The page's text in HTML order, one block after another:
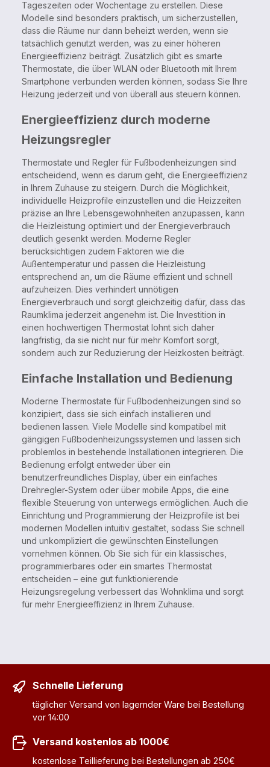
Tageszeiten oder Wochentage zu erstellen. Diese
Modelle sind besonders praktisch, um sicherzustellen,
dass die Räume nur dann beheizt werden, wenn sie
tatsächlich genutzt werden, was zu einer höheren
Energieeffizienz beiträgt. Zusätzlich gibt es smarte
Thermostate, die über WLAN oder Bluetooth mit Ihrem
Smartphone verbunden werden können, sodass Sie Ihre
Heizung jederzeit und von überall aus steuern können.
Energieeffizienz durch moderne
Heizungsregler
Thermostate und Regler für Fußbodenheizungen sind
entscheidend, wenn es darum geht, die Energieeffizienz
in Ihrem Zuhause zu steigern. Durch die Möglichkeit,
individuelle Heizprofile einzustellen und die Heizzeiten
präzise an Ihre Lebensgewohnheiten anzupassen, kann
die Heizleistung optimiert und der Energieverbrauch
deutlich gesenkt werden. Moderne Regler
berücksichtigen zudem Faktoren wie die
Außentemperatur und passen die Heizleistung
entsprechend an, um die Räume effizient und schnell
aufzuheizen. Dies verhindert unnötigen
Energieverbrauch und sorgt gleichzeitig dafür, dass das
Raumklima jederzeit angenehm ist. Die Investition in
einen hochwertigen Thermostat lohnt sich daher
langfristig, da sie nicht nur für mehr Komfort sorgt,
sondern auch zur Reduzierung der Heizkosten beiträgt.
Einfache Installation und Bedienung
Moderne Thermostate für Fußbodenheizungen sind so
konzipiert, dass sie sich einfach installieren und
bedienen lassen. Viele Modelle sind kompatibel mit
gängigen Fußbodenheizungssystemen und lassen sich
problemlos in bestehende Installationen integrieren. Die
Bedienung erfolgt entweder über ein
benutzerfreundliches Display, über ein einfaches
Drehregler-System oder über mobile Apps, die eine
flexible Steuerung von unterwegs ermöglichen. Auch die
Einrichtung und Programmierung der Heizprofile ist bei
modernen Modellen intuitiv gestaltet, sodass Sie schnell
und unkompliziert die gewünschten Einstellungen
vornehmen können. Ob Sie sich für ein klassisches,
programmierbares oder ein smartes Thermostat
entscheiden – eine gut funktionierende
Heizungsregelung verbessert das Wohnklima und sorgt
für mehr Energieeffizienz in Ihrem Zuhause.
Schnelle Lieferung
täglicher Versand von lagernder Ware bei Bestellung
vor 14:00
Versand kostenlos ab 1000€
kostenlose Teillieferung bei Bestellungen ab 250€